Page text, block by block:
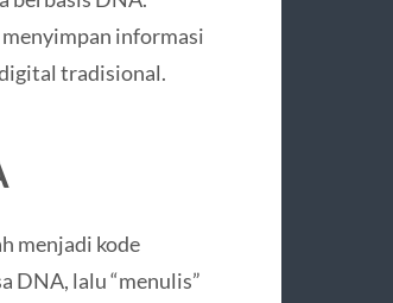
informasi
tradisional.
menjadi kode
DNA, lalu “menulis”